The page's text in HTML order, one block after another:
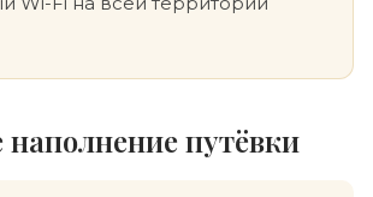
наполнение путёвки